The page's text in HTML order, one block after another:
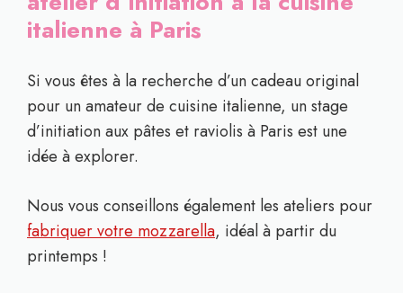
italienne à Paris
Si vous êtes à la recherche d’un cadeau original
pour un amateur de cuisine italienne, un stage
d’initiation aux pâtes et raviolis à Paris est une
idée à explorer.
Nous vous conseillons également les ateliers pour
fabriquer votre mozzarella, idéal à partir du
printemps !